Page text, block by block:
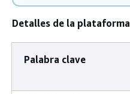
Detalles de la plataforma
Palabra clave